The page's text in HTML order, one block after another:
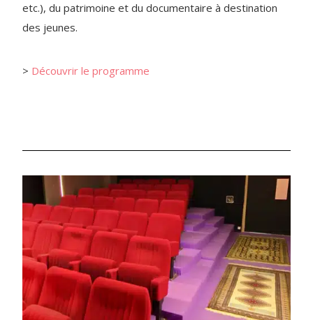
etc.), du patrimoine et du documentaire à destination
des jeunes.
> Découvrir le programme